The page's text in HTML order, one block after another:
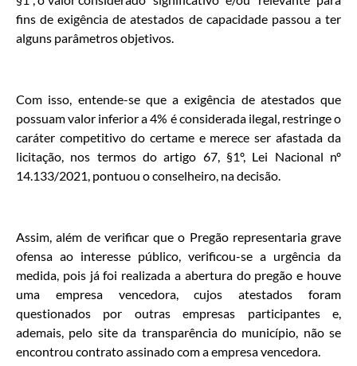
fins de exigência de atestados de capacidade passou a ter
alguns parâmetros objetivos.
Com isso, entende-se que a exigência de atestados que
possuam valor inferior a 4% é considerada ilegal, restringe o
caráter competitivo do certame e merece ser afastada da
licitação, nos termos do artigo 67, §1º, Lei Nacional nº
14.133/2021, pontuou o conselheiro, na decisão.
Assim, além de verificar que o Pregão representaria grave
ofensa ao interesse público, verificou-se a urgência da
medida, pois já foi realizada a abertura do pregão e houve
uma empresa vencedora, cujos atestados foram
questionados por outras empresas participantes e,
ademais, pelo site da transparência do município, não se
encontrou contrato assinado com a empresa vencedora.